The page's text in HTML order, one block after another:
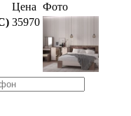
Цена Фото
35970